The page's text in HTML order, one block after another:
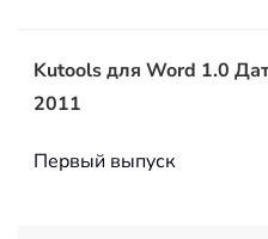
Kutools для Word 1.0
2011
Первый выпуск